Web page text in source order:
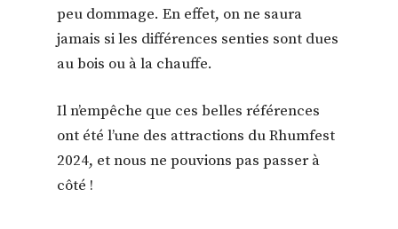
peu dommage. En effet, on ne saura
jamais si les différences senties sont dues
au bois ou à la chauffe.
Il n’empêche que ces belles références
ont été l’une des attractions du Rhumfest
2024, et nous ne pouvions pas passer à
côté !